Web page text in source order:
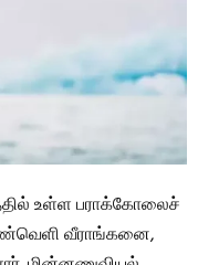
உள்ள பராக்கோலைச்
வீராங்கனை,